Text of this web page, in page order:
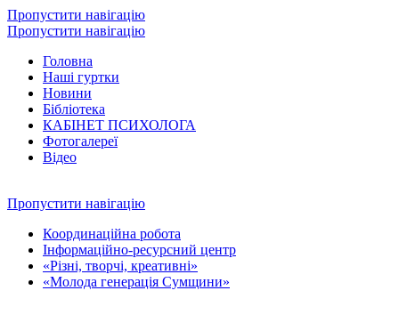
Пропустити навігацію
Пропустити навігацію
Головна
Наші гуртки
Новини
Бібліотека
КАБІНЕТ ПСИХОЛОГА
Фотогалереї
Відео
Пропустити навігацію
Координаційна робота
Інформаційно-ресурсний центр
«Різні, творчі, креативні»
«Молода генерація Сумщини»